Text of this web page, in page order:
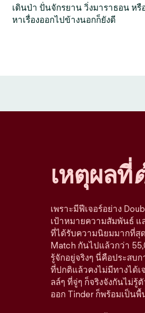
เดินป่า ปั่นจักรยาน วิ่งมาราธอน หรื
หาเรื่องออกไปข้างนอกก็ยังดี
เหตุผลที่
เพราะมีฟีเจอร์อย่าง
เป้าหมายความสัมพันธ์ แ
ที่ได้รับความนิยมมากที่สุ
Match กันไปแล้วกว่า
รู้จักอยู่จริงๆ นี่คือประสบ
ที่ปกติแล้วคงไม่มีทางได้
ลล์ๆ ที่จู่ๆ ก็จริงจังกันไม่รู้
ออก Tinder ก็พร้อมเป็น